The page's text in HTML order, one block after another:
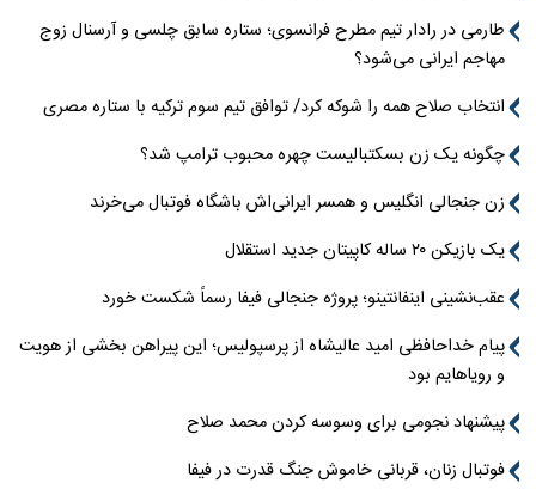
طارمی در رادار تیم مطرح فرانسوی؛ ستاره سابق چلسی و آرسنال زوج
مهاجم ایرانی می‌شود؟
انتخاب صلاح همه را شوکه کرد/ توافق تیم سوم ترکیه با ستاره مصری
چگونه یک زن بسکتبالیست چهره محبوب ترامپ شد؟
زن جنجالی انگلیس و همسر ایرانی‌اش باشگاه فوتبال می‌خرند
یک بازیکن ۲۰ ساله کاپیتان جدید استقلال
عقب‌نشینی اینفانتینو؛ پروژه جنجالی فیفا رسماً شکست خورد
پیام خداحافظی امید عالیشاه از پرسپولیس؛ این پیراهن بخشی از هویت
و رویاهایم بود
پیشنهاد نجومی برای وسوسه کردن محمد صلاح
فوتبال زنان، قربانی خاموش جنگ قدرت در فیفا